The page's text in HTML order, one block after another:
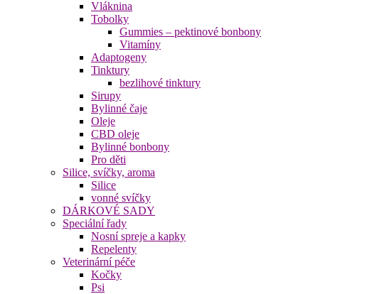
Vláknina
Tobolky
Gummies – pektinové bonbony
Vitamíny
Adaptogeny
Tinktury
bezlihové tinktury
Sirupy
Bylinné čaje
Oleje
CBD oleje
Bylinné bonbony
Pro děti
Silice, svíčky, aroma
Silice
vonné svíčky
DÁRKOVÉ SADY
Speciální řady
Nosní spreje a kapky
Repelenty
Veterinární péče
Kočky
Psi